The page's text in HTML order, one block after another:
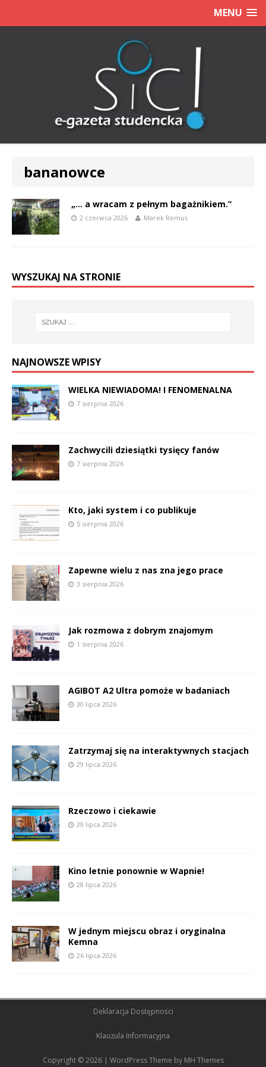
MENU
bananowce
„… a wracam z pełnym bagażnikiem.”
2 czerwca 2026 Marek Remus
WYSZUKAJ NA STRONIE
NAJNOWSZE WPISY
WIELKA NIEWIADOMA! I FENOMENALNA
7 sierpnia 2026
Zachwycili dziesiątki tysięcy fanów
7 sierpnia 2026
Kto, jaki system i co publikuje
5 sierpnia 2026
Zapewne wielu z nas zna jego prace
3 sierpnia 2026
Jak rozmowa z dobrym znajomym
1 sierpnia 2026
AGIBOT A2 Ultra pomoże w badaniach
30 lipca 2026
Zatrzymaj się na interaktywnych stacjach
29 lipca 2026
Rzeczowo i ciekawie
29 lipca 2026
Kino letnie ponownie w Wapnie!
28 lipca 2026
W jednym miejscu obraz i oryginalna
Kemna
26 lipca 2026
Deklaracja Dostępności
Klauzula Informacyjna
Copyright © 2026 | WordPress Theme by MH Themes